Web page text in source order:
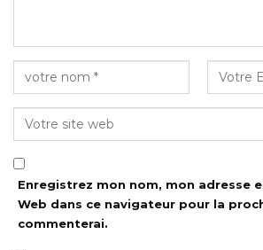
Enregistrez mon nom, mon adresse
Web dans ce navigateur pour la
commenterai.